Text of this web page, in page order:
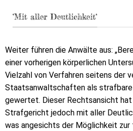
‘Mit aller Deutlichkeit‘
Weiter führen die Anwälte aus:
einer vorherigen körperlichen
Vielzahl von Verfahren seitens der
Staatsanwaltschaften als strafbare
gewertet. Dieser Rechtsansicht
Strafgericht jedoch mit aller
was angesichts der Möglichkeit